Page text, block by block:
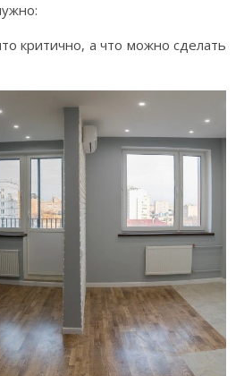
критично, а что можно сделать